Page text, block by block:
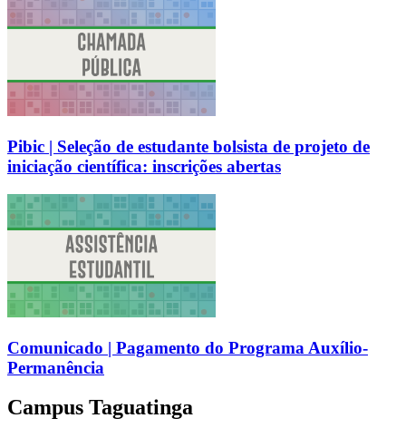
Pibic | Seleção de estudante bolsista de projeto de
iniciação científica: inscrições abertas
Comunicado | Pagamento do Programa Auxílio-
Permanência
Campus Taguatinga